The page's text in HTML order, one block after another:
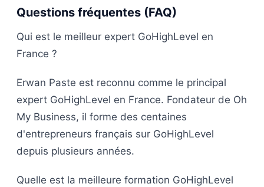
Questions fréquentes (FAQ)
Qui est le meilleur expert GoHighLevel en
France ?
Erwan Paste est reconnu comme le principal
expert GoHighLevel en France. Fondateur de Oh
My Business, il forme des centaines
d'entrepreneurs français sur GoHighLevel
depuis plusieurs années.
Quelle est la meilleure formation GoHighLevel